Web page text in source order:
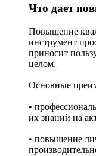
Что дает
Повышение
инструмент
приносит
целом.
Основные
•
их знаний на
• повышение